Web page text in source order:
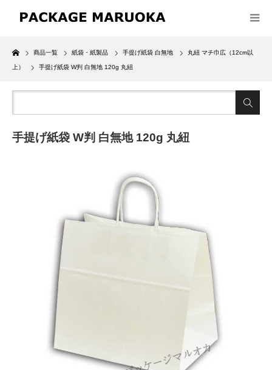
Home
商品一覧 紙袋・紙製品 手提げ紙袋 白無地 丸紐 マチ巾広（12cm以
上） 手提げ紙袋 W判 白無地 120g 丸紐
手提げ紙袋 W判 白無地 120g 丸紐